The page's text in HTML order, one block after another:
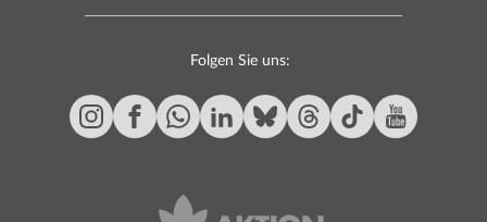
Folgen Sie uns: